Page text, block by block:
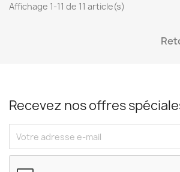
Affichage 1-11 de 11 article(s)
Recevez nos offres